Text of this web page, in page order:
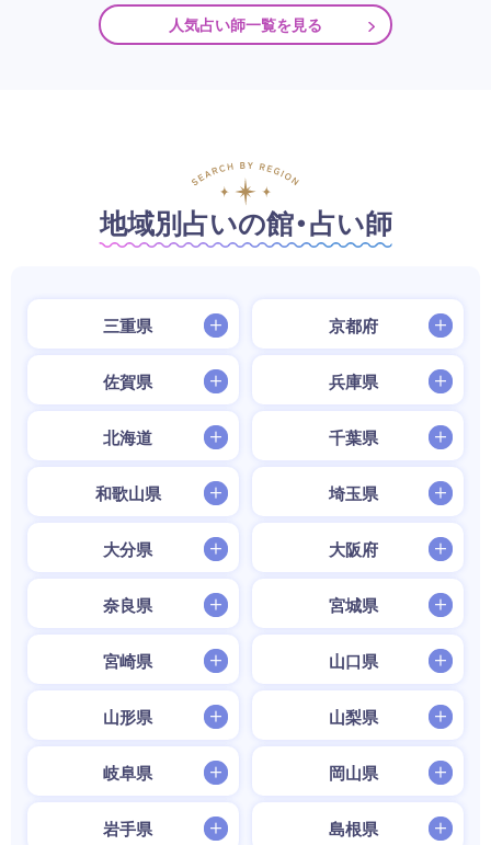
人気占い師一覧を見る
地域別占いの館・占い師
三重県 京都府
佐賀県 兵庫県
北海道 千葉県
和歌山県 埼玉県
大分県 大阪府
奈良県 宮城県
宮崎県 山口県
山形県 山梨県
岐阜県 岡山県
岩手県 島根県